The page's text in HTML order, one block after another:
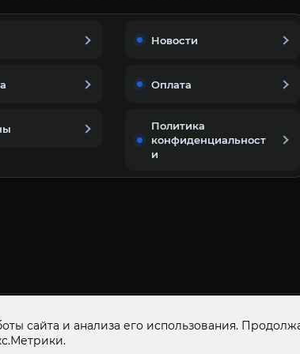
Новости
Оплата
Политика
конфиденциальност
и
ООО «ДОМАШНИЙ МАСТЕР»
сайта и анализа его использования.